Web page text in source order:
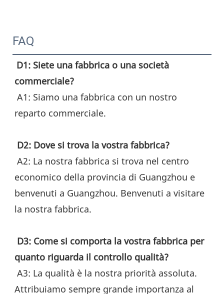
FAQ
D1: Siete una fabbrica o una società
commerciale?
reparto commerciale.
D2: Dove si trova la vostra fabbrica?
economico della provincia di Guangzhou e
benvenuti a Guangzhou. Benvenuti a visitare
la nostra fabbrica.
D3: Come si comporta la vostra fabbrica per
quanto riguarda il controllo qualità?
Attribuiamo sempre grande importanza al